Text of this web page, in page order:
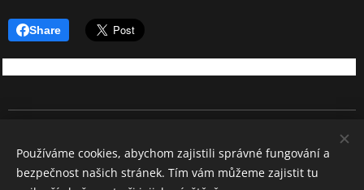
Share
Všechna práva vyhrazena 2026
Cookies
Používáme cookies, abychom zajistili správné fungování a
bezpečnost našich stránek. Tím vám můžeme zajistit tu